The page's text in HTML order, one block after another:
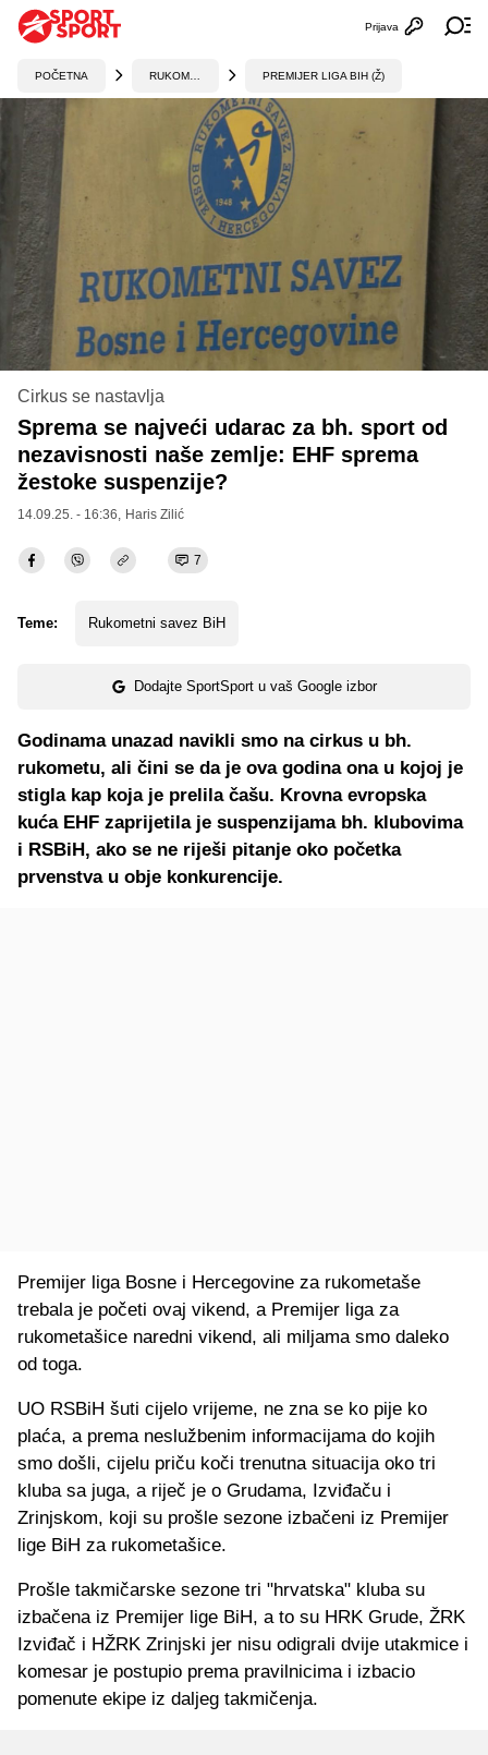
Otvori
Prijava
POČETNA PREMIJER LIGA BIH (Ž)
Cirkus se nastavlja
Sprema se najveći udarac za bh. sport od
nezavisnosti naše zemlje: EHF sprema
žestoke suspenzije?
14.09.25. - 16:36, Haris Zilić
7
Teme: Rukometni savez BiH
Dodajte SportSport u vaš Google izbor
Godinama unazad navikli smo na cirkus u bh.
rukometu, ali čini se da je ova godina ona u kojoj je
stigla kap koja je prelila čašu. Krovna evropska
kuća EHF zaprijetila je suspenzijama bh. klubovima
i RSBiH, ako se ne riješi pitanje oko početka
prvenstva u obje konkurencije.
Premijer liga Bosne i Hercegovine za rukometaše
trebala je početi ovaj vikend, a Premijer liga za
rukometašice naredni vikend, ali miljama smo daleko
od toga.
UO RSBiH šuti cijelo vrijeme, ne zna se ko pije ko
plaća, a prema neslužbenim informacijama do kojih
smo došli, cijelu priču koči trenutna situacija oko tri
kluba sa juga, a riječ je o Grudama, Izviđaču i
Zrinjskom, koji su prošle sezone izbačeni iz Premijer
lige BiH za rukometašice.
Prošle takmičarske sezone tri "hrvatska" kluba su
izbačena iz Premijer lige BiH, a to su HRK Grude, ŽRK
Izviđač i HŽRK Zrinjski jer nisu odigrali dvije utakmice i
komesar je postupio prema pravilnicima i izbacio
pomenute ekipe iz daljeg takmičenja.